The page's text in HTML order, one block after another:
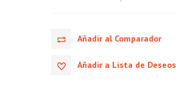
Añadir al Comparador
Añadir a Lista de Deseos